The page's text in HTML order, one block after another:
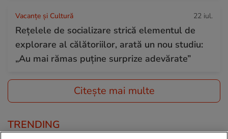
Vacanțe și Cultură 22 iul.
Rețelele de socializare strică elementul de
explorare al călătoriilor, arată un nou studiu:
„Au mai rămas puține surprize adevărate”
Citește mai multe
TRENDING